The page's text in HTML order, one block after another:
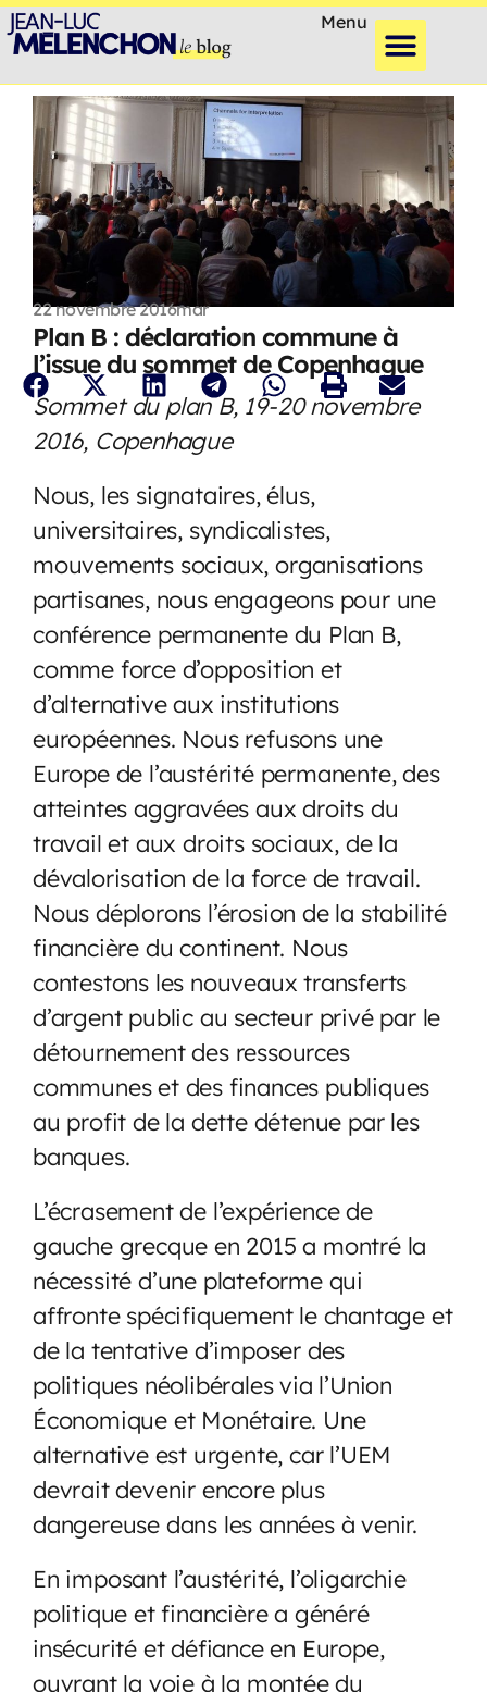
Menu
22 novembre 2016mar
Plan B : déclaration commune à
l’issue du sommet de Copenhague
Sommet du plan B, 19-20 novembre
2016, Copenhague
Nous, les signataires, élus,
universitaires, syndicalistes,
mouvements sociaux, organisations
partisanes, nous engageons pour une
conférence permanente du Plan B,
comme force d’opposition et
d’alternative aux institutions
européennes. Nous refusons une
Europe de l’austérité permanente, des
atteintes aggravées aux droits du
travail et aux droits sociaux, de la
dévalorisation de la force de travail.
Nous déplorons l’érosion de la stabilité
financière du continent. Nous
contestons les nouveaux transferts
d’argent public au secteur privé par le
détournement des ressources
communes et des finances publiques
au profit de la dette détenue par les
banques.
L’écrasement de l’expérience de
gauche grecque en 2015 a montré la
nécessité d’une plateforme qui
affronte spécifiquement le chantage et
de la tentative d’imposer des
politiques néolibérales via l’Union
Économique et Monétaire. Une
alternative est urgente, car l’UEM
devrait devenir encore plus
dangereuse dans les années à venir.
En imposant l’austérité, l’oligarchie
politique et financière a généré
insécurité et défiance en Europe,
ouvrant la voie à la montée du